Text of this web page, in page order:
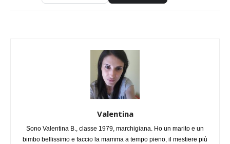
Valentina
Sono Valentina B., classe 1979, marchigiana. Ho un marito e un
bimbo bellissimo e faccio la mamma a tempo pieno, il mestiere più